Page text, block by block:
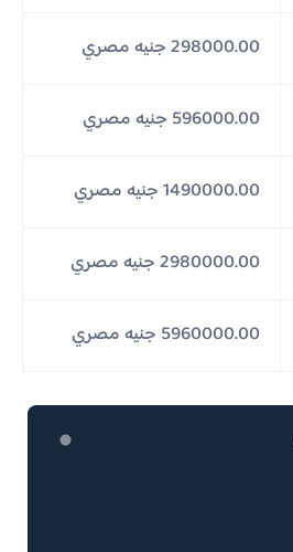
298000.00 جنيه مصري
596000.00 جنيه مصري
1490000.00 جنيه مصري
2980000.00 جنيه مصري
5960000.00 جنيه مصري